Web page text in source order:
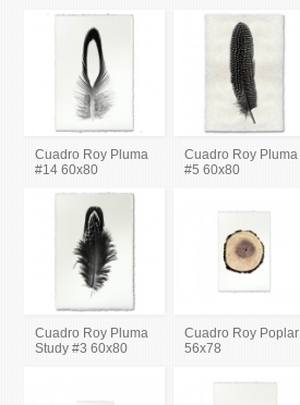
Cuadro Roy Pluma
#14 60x80
Cuadro Roy Pluma
#5 60x80
Cuadro Roy Pluma
Study #3 60x80
Cuadro Roy Poplar
56x78